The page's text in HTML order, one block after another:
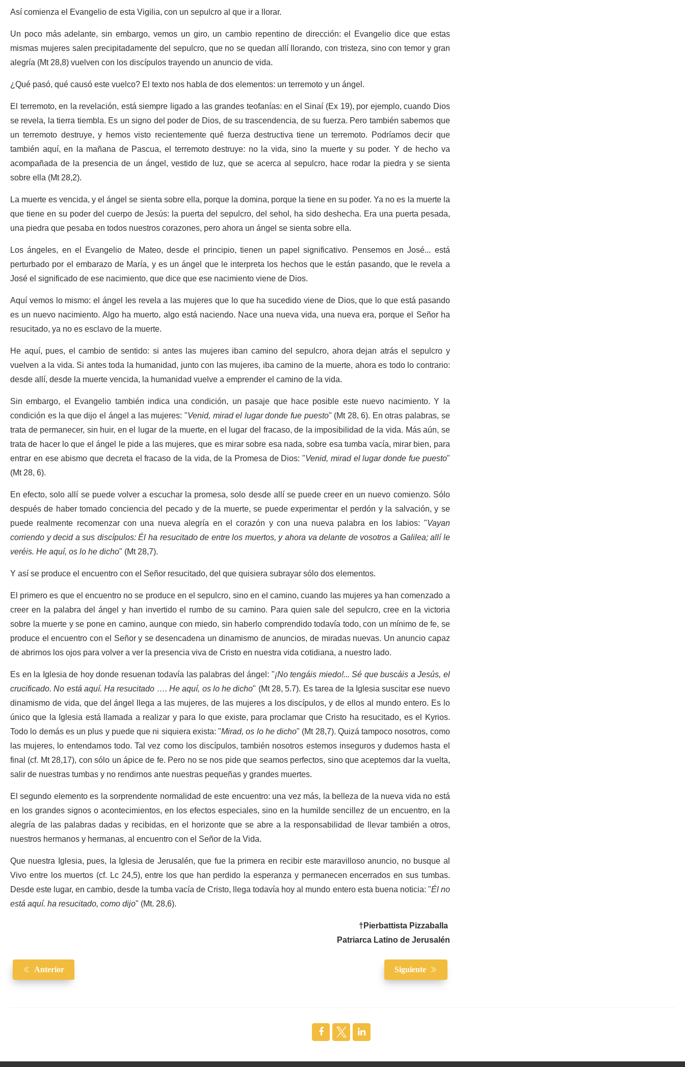
Así comienza el Evangelio de esta Vigilia, con un sepulcro al que ir a llorar.
Un poco más adelante, sin embargo, vemos un giro, un cambio repentino de dirección: el Evangelio dice que estas
mismas mujeres salen precipitadamente del sepulcro, que no se quedan allí llorando, con tristeza, sino con temor y gran
alegría (Mt 28,8) vuelven con los discípulos trayendo un anuncio de vida.
¿Qué pasó, qué causó este vuelco? El texto nos habla de dos elementos: un terremoto y un ángel.
El terremoto, en la revelación, está siempre ligado a las grandes teofanías: en el Sinaí (Ex 19), por ejemplo, cuando Dios
se revela, la tierra tiembla. Es un signo del poder de Dios, de su trascendencia, de su fuerza. Pero también sabemos que
un terremoto destruye, y hemos visto recientemente qué fuerza destructiva tiene un terremoto. Podríamos decir que
también aquí, en la mañana de Pascua, el terremoto destruye: no la vida, sino la muerte y su poder. Y de hecho va
acompañada de la presencia de un ángel, vestido de luz, que se acerca al sepulcro, hace rodar la piedra y se sienta
sobre ella (Mt 28,2).
La muerte es vencida, y el ángel se sienta sobre ella, porque la domina, porque la tiene en su poder. Ya no es la muerte la
que tiene en su poder del cuerpo de Jesús: la puerta del sepulcro, del sehol, ha sido deshecha. Era una puerta pesada,
una piedra que pesaba en todos nuestros corazones, pero ahora un ángel se sienta sobre ella.
Los ángeles, en el Evangelio de Mateo, desde el principio, tienen un papel significativo. Pensemos en José... está
perturbado por el embarazo de María, y es un ángel que le interpreta los hechos que le están pasando, que le revela a
José el significado de ese nacimiento, que dice que ese nacimiento viene de Dios.
Aquí vemos lo mismo: el ángel les revela a las mujeres que lo que ha sucedido viene de Dios, que lo que está pasando
es un nuevo nacimiento. Algo ha muerto, algo está naciendo. Nace una nueva vida, una nueva era, porque el Señor ha
resucitado, ya no es esclavo de la muerte.
He aquí, pues, el cambio de sentido: si antes las mujeres iban camino del sepulcro, ahora dejan atrás el sepulcro y
vuelven a la vida. Si antes toda la humanidad, junto con las mujeres, iba camino de la muerte, ahora es todo lo contrario:
desde allí, desde la muerte vencida, la humanidad vuelve a emprender el camino de la vida.
Sin embargo, el Evangelio también indica una condición, un pasaje que hace posible este nuevo nacimiento. Y la
condición es la que dijo el ángel a las mujeres: "Venid, mirad el lugar donde fue puesto" (Mt 28, 6). En otras palabras, se
trata de permanecer, sin huir, en el lugar de la muerte, en el lugar del fracaso, de la imposibilidad de la vida. Más aún, se
trata de hacer lo que el ángel le pide a las mujeres, que es mirar sobre esa nada, sobre esa tumba vacía, mirar bien, para
entrar en ese abismo que decreta el fracaso de la vida, de la Promesa de Dios: "Venid, mirad el lugar donde fue puesto"
(Mt 28, 6).
En efecto, solo allí se puede volver a escuchar la promesa, solo desde allí se puede creer en un nuevo comienzo. Sólo
después de haber tomado conciencia del pecado y de la muerte, se puede experimentar el perdón y la salvación, y se
puede realmente recomenzar con una nueva alegría en el corazón y con una nueva palabra en los labios: "Vayan
corriendo y decid a sus discípulos: Él ha resucitado de entre los muertos, y ahora va delante de vosotros a Galilea; allí le
veréis. He aquí, os lo he dicho" (Mt 28,7).
Y así se produce el encuentro con el Señor resucitado, del que quisiera subrayar sólo dos elementos.
El primero es que el encuentro no se produce en el sepulcro, sino en el camino, cuando las mujeres ya han comenzado a
creer en la palabra del ángel y han invertido el rumbo de su camino. Para quien sale del sepulcro, cree en la victoria
sobre la muerte y se pone en camino, aunque con miedo, sin haberlo comprendido todavía todo, con un mínimo de fe, se
produce el encuentro con el Señor y se desencadena un dinamismo de anuncios, de miradas nuevas. Un anuncio capaz
de abrirnos los ojos para volver a ver la presencia viva de Cristo en nuestra vida cotidiana, a nuestro lado.
Es en la Iglesia de hoy donde resuenan todavía las palabras del ángel: "¡No tengáis miedo!... Sé que buscáis a Jesús, el
crucificado. No está aquí. Ha resucitado …. He aquí, os lo he dicho" (Mt 28, 5.7). Es tarea de la Iglesia suscitar ese nuevo
dinamismo de vida, que del ángel llega a las mujeres, de las mujeres a los discípulos, y de ellos al mundo entero. Es lo
único que la Iglesia está llamada a realizar y para lo que existe, para proclamar que Cristo ha resucitado, es el Kyrios.
Todo lo demás es un plus y puede que ni siquiera exista: "Mirad, os lo he dicho" (Mt 28,7). Quizá tampoco nosotros, como
las mujeres, lo entendamos todo. Tal vez como los discípulos, también nosotros estemos inseguros y dudemos hasta el
final (cf. Mt 28,17), con sólo un ápice de fe. Pero no se nos pide que seamos perfectos, sino que aceptemos dar la vuelta,
salir de nuestras tumbas y no rendirnos ante nuestras pequeñas y grandes muertes.
El segundo elemento es la sorprendente normalidad de este encuentro: una vez más, la belleza de la nueva vida no está
en los grandes signos o acontecimientos, en los efectos especiales, sino en la humilde sencillez de un encuentro, en la
alegría de las palabras dadas y recibidas, en el horizonte que se abre a la responsabilidad de llevar también a otros,
nuestros hermanos y hermanas, al encuentro con el Señor de la Vida.
Que nuestra Iglesia, pues, la Iglesia de Jerusalén, que fue la primera en recibir este maravilloso anuncio, no busque al
Vivo entre los muertos (cf. Lc 24,5), entre los que han perdido la esperanza y permanecen encerrados en sus tumbas.
Desde este lugar, en cambio, desde la tumba vacía de Cristo, llega todavía hoy al mundo entero esta buena noticia: "Él no
está aquí. ha resucitado, como dijo" (Mt. 28,6).
†Pierbattista Pizzaballa
Patriarca Latino de Jerusalén
Anterior Siguiente